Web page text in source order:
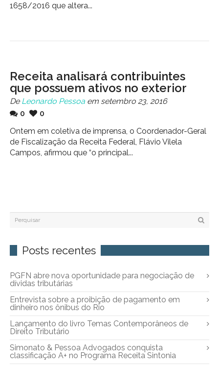
1658/2016 que altera...
Receita analisará contribuintes
que possuem ativos no exterior
De Leonardo Pessoa em setembro 23, 2016
0
0
Ontem em coletiva de imprensa, o Coordenador-Geral
de Fiscalização da Receita Federal, Flávio Vilela
Campos, afirmou que “o principal...
Posts recentes
PGFN abre nova oportunidade para negociação de
dívidas tributárias
Entrevista sobre a proibição de pagamento em
dinheiro nos ônibus do Rio
Lançamento do livro Temas Contemporâneos de
Direito Tributário
Simonato & Pessoa Advogados conquista
classificação A+ no Programa Receita Sintonia